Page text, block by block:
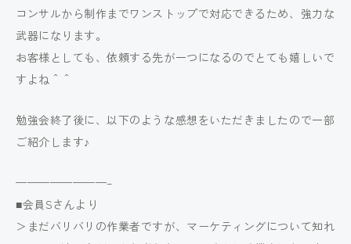
コンサルから制作までワンストップで対応できるため、強力な
武器になります。
お客様としても、依頼する先が一つになるのでとても嬉しいで
すよね＾＾
勉強会終了後に、以下のような感想をいただきましたので一部
ご紹介します♪
————————–
■会員Sさんより
＞まだバリバリの作業者ですが、マーケティングについて知れ